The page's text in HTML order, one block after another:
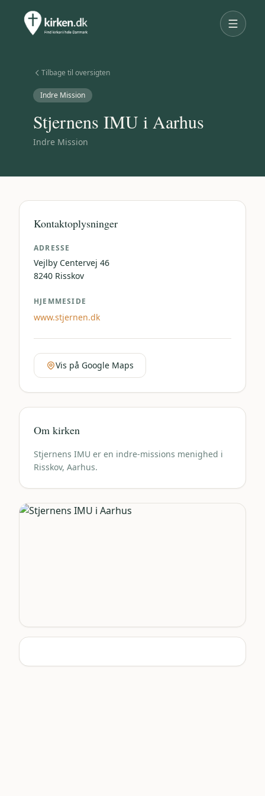
Tilbage til oversigten
Indre Mission
Stjernens IMU i Aarhus
Indre Mission
Kontaktoplysninger
ADRESSE
Vejlby Centervej 46
8240 Risskov
HJEMMESIDE
www.stjernen.dk
Vis på Google Maps
Om kirken
Stjernens IMU er en indre-missions menighed i
Risskov, Aarhus.